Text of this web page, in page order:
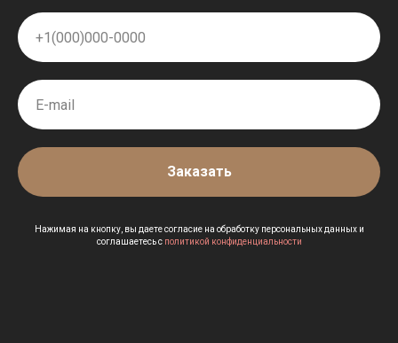
Заказать
Нажимая на кнопку, вы даете согласие на обработку персональных данных и
соглашаетесь c политикой конфиденциальности